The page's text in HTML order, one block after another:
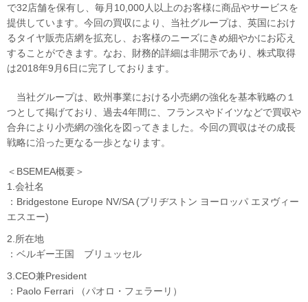
で32店舗を保有し、毎月10,000人以上のお客様に商品やサービスを
提供しています。今回の買収により、当社グループは、英国におけ
るタイヤ販売店網を拡充し、お客様のニーズにきめ細やかにお応え
することができます。なお、財務的詳細は非開示であり、株式取得
は2018年9月6日に完了しております。
当社グループは、欧州事業における小売網の強化を基本戦略の１
つとして掲げており、過去4年間に、フランスやドイツなどで買収や
合弁により小売網の強化を図ってきました。今回の買収はその成長
戦略に沿った更なる一歩となります。
＜BSEMEA概要＞
1.会社名
：Bridgestone Europe NV/SA (ブリヂストン ヨーロッパ エヌヴィー
エスエー)
2.所在地
：ベルギー王国 ブリュッセル
3.CEO兼President
：Paolo Ferrari （パオロ・フェラーリ）